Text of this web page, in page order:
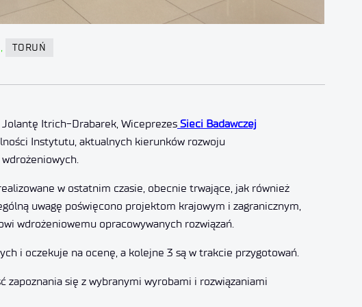
TORUŃ
Itrich-Drabarek, Wiceprezes Sieci Badawczej
Instytutu, aktualnych kierunków rozwoju
w ostatnim czasie, obecnie trwające, jak również
uwagę poświęcono projektom krajowym i zagranicznym,
wdrożeniowemu opracowywanych rozwiązań.
i oczekuje na ocenę, a kolejne 3 są w trakcie przygotowań.
zapoznania się z wybranymi wyrobami i rozwiązaniami